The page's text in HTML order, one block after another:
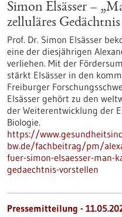
Simon Elsässer –
zelluläres
Prof. Dr. Simon Elsässer
eine der diesjährigen
verliehen. Mit der
stärkt Elsässer in den
Freiburger
Elsässer gehört zu den
der Weiterentwicklung der
Biologie.
https://
bw.de/fachbeitrag/pm/
fuer-simon-elsaesser-man-
gedaechtnis-vorstellen
Pressemitteilung -